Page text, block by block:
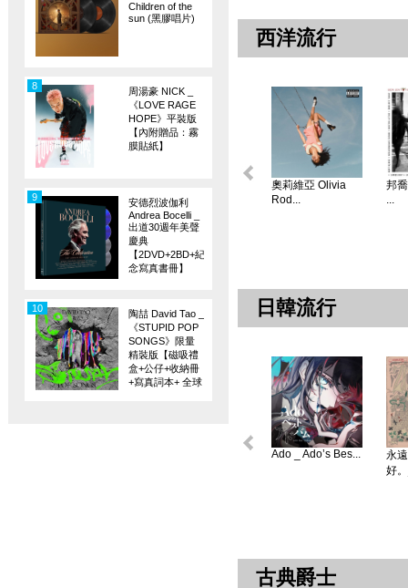
Children of the
sun (黑膠唱片)
周湯豪 NICK _
《LOVE RAGE
HOPE》平裝版
【內附贈品：霧
膜貼紙】
8
安德烈波伽利
Andrea Bocelli _
出道30週年美聲
慶典
【2DVD+2BD+紀
念寫真書冊】
9
陶喆 David Tao _
《STUPID POP
SONGS》限量
精裝版【磁吸禮
盒+公仔+收納冊
+寫真詞本+ 全球
10
西洋流行
奧莉維亞 Olivia
Rod...
邦
...
日韓流行
Ado _ Ado’s Bes...
永
好
古典爵士